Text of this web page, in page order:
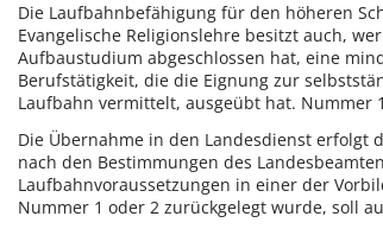
Die Laufbahnbefähigung für den höheren
Evangelische Religionslehre besitzt auch,
Aufbaustudium abgeschlossen hat, eine
Berufstätigkeit, die die Eignung zur
Laufbahn vermittelt, ausgeübt hat. Nummer
Die Übernahme in den Landesdienst erfolgt
nach den Bestimmungen des
Laufbahnvoraussetzungen in einer der
Nummer 1 oder 2 zurückgelegt wurde, soll